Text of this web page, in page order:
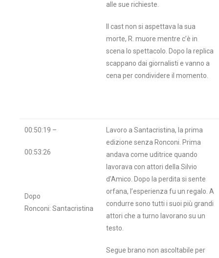
alle sue richieste.
Il cast non si aspettava la sua
morte, R. muore mentre c’è in
scena lo spettacolo. Dopo la replica
scappano dai giornalisti e vanno a
cena per condividere il momento.
00:50:19 –
00:53:26
Dopo
Ronconi: Santacristina
Lavoro a Santacristina, la prima
edizione senza Ronconi. Prima
andava come uditrice quando
lavorava con attori della Silvio
d’Amico. Dopo la perdita si sente
orfana, l’esperienza fu un regalo. A
condurre sono tutti i suoi più grandi
attori che a turno lavorano su un
testo.
Segue brano non ascoltabile per